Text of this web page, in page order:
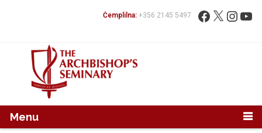
Fittex: Facebook
X
Ċemplilna: +356 2145 5497
Menu